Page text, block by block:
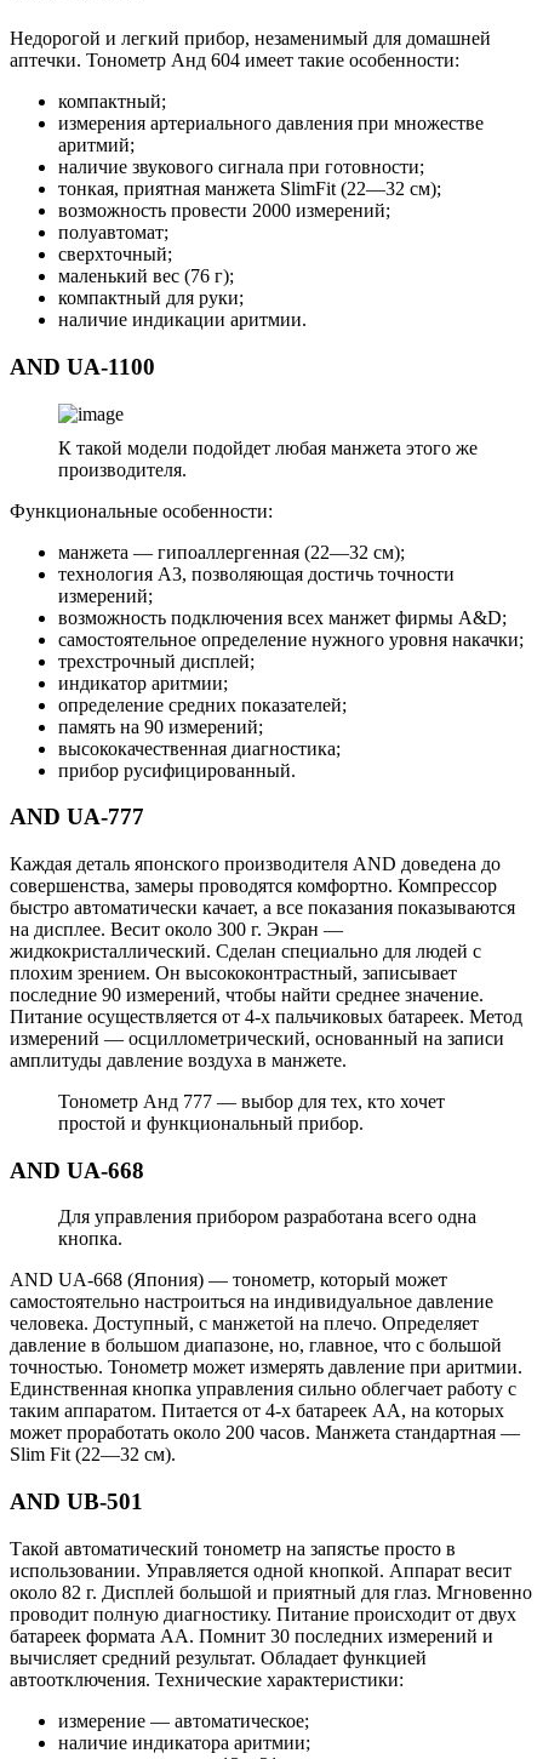
Недорогой и легкий прибор, незаменимый для домашней
аптечки. Тонометр Анд 604 имеет такие особенности:
компактный;
измерения артериального давления при множестве
аритмий;
наличие звукового сигнала при готовности;
тонкая, приятная манжета SlimFit (22—32 см);
возможность провести 2000 измерений;
полуавтомат;
сверхточный;
маленький вес (76 г);
компактный для руки;
наличие индикации аритмии.
AND UA-1100
К такой модели подойдет любая манжета этого же
производителя.
Функциональные особенности:
манжета — гипоаллергенная (22—32 см);
технология А3, позволяющая достичь точности
измерений;
возможность подключения всех манжет фирмы A&D;
самостоятельное определение нужного уровня накачки;
трехстрочный дисплей;
индикатор аритмии;
определение средних показателей;
память на 90 измерений;
высококачественная диагностика;
прибор русифицированный.
AND UA-777
Каждая деталь японского производителя AND доведена до
совершенства, замеры проводятся комфортно. Компрессор
быстро автоматически качает, а все показания показываются
на дисплее. Весит около 300 г. Экран —
жидкокристаллический. Сделан специально для людей с
плохим зрением. Он высококонтрастный, записывает
последние 90 измерений, чтобы найти среднее значение.
Питание осуществляется от 4-х пальчиковых батареек. Метод
измерений — осциллометрический, основанный на записи
амплитуды давление воздуха в манжете.
Тонометр Анд 777 — выбор для тех, кто хочет
простой и функциональный прибор.
AND UA-668
Для управления прибором разработана всего одна
кнопка.
AND UA-668 (Япония) — тонометр, который может
самостоятельно настроиться на индивидуальное давление
человека. Доступный, с манжетой на плечо. Определяет
давление в большом диапазоне, но, главное, что с большой
точностью. Тонометр может измерять давление при аритмии.
Единственная кнопка управления сильно облегчает работу с
таким аппаратом. Питается от 4-х батареек АА, на которых
может проработать около 200 часов. Манжета стандартная —
Slim Fit (22—32 см).
AND UB-501
Такой автоматический тонометр на запястье просто в
использовании. Управляется одной кнопкой. Аппарат весит
около 82 г. Дисплей большой и приятный для глаз. Мгновенно
проводит полную диагностику. Питание происходит от двух
батареек формата АА. Помнит 30 последних измерений и
вычисляет средний результат. Обладает функцией
автоотключения. Технические характеристики:
измерение — автоматическое;
наличие индикатора аритмии;